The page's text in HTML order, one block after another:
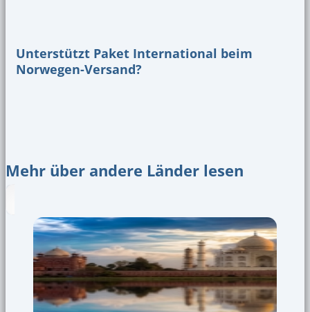
Unterstützt Paket International beim
Norwegen-Versand?
Mehr über andere Länder lesen